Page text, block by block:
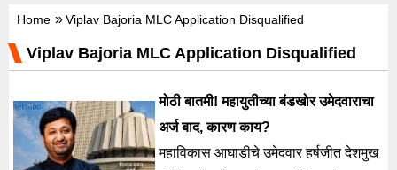
Home »Viplav Bajoria MLC Application Disqualified
Viplav Bajoria MLC Application Disqualified
मोठी बातमी! महायुतीच्या बंडखोर उमेदवाराचा
अर्ज बाद, कारण काय?
महाविकास आघाडीचे उमेदवार हर्षजीत देशमुख